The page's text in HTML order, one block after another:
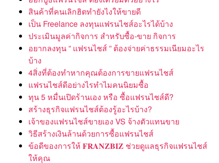
สินค้าที่คนเลิกฮิตทำยังไงให้ขายดี
เป็น Freelance ลงทุนแฟรนไชส์อะไรได้บ้าง
ประเมินมูลค่ากิจการ สำหรับซื้อ-ขาย กิจการ
อยากลงทุน ” แฟรนไชส์ ” ต้องจ่ายค่าธรรมเนียมอะไร
บ้าง
4สิ่งที่ต้องทำหากคุณต้องการขายแฟรนไชส์
แฟรนไชส์ดีอย่างไรทำไมคนนิยมซื้อ
ทุน 5 หมื่นเปิดร้านเอง หรือ ซื้อแฟรนไชส์ดี?
สร้างธุรกิจแฟรนไชส์ต้องรู้อะไรบ้าง?
เจ้าของแฟรนไชส์ขายเอง VS จ้างตัวแทนขาย
วิธีสร้างเงินล้านด้วยการซื้อแฟรนไชส์
ข้อดีของการให้ 𝐅𝐑𝐀𝐍𝐙𝐁𝐈𝐙 ช่วยดูแลธุรกิจแฟรนไชส์
ให้คุณ